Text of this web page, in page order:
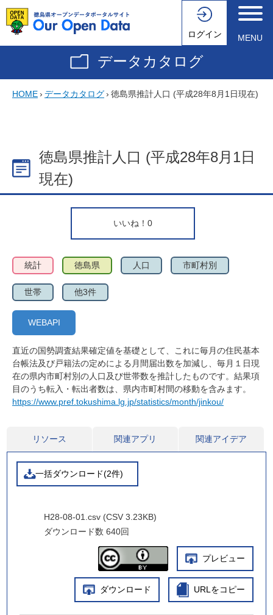
ログイン MENU
データカタログ
HOME› データカタログ› 徳島県推計人口 (平成28年8月1日現在)
徳島県推計人口 (平成28年8月1日
現在)
いいね！ 0
統計 徳島県 人口 市町村別
世帯 他3件
WEBAPI
直近の国勢調査結果確定値を基礎として、これに毎月の住民基本
台帳法及び戸籍法の定めによる月間届出数を加減し、毎月１日現
在の県内市町村別の人口及び世帯数を推計したものです。結果項
目のうち転入・転出者数は、県内市町村間の移動を含みます。
https://www.pref.tokushima.lg.jp/statistics/month/jinkou/
リソース 関連アプリ 関連アイデア
一括ダウンロード(2件)
H28-08-01.csv (CSV 3.23KB)
ダウンロード数 640回
プレビュー
ダウンロード URLをコピー